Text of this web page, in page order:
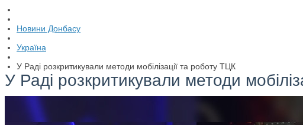
Новини Донбасу
Україна
У Раді розкритикували методи мобілізації та роботу ТЦК
У Раді розкритикували методи